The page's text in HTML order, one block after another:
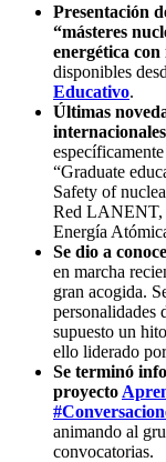
Presentación
“másteres
energética
disponibles
Educativo.
Últimas
“Graduate
Safety of
Red LANENT,
Energía
Se dio a
en marcha
gran acogida.
personalidades
supuesto un
ello liderado por
Se terminó
proyecto
animando al
convocatorias.